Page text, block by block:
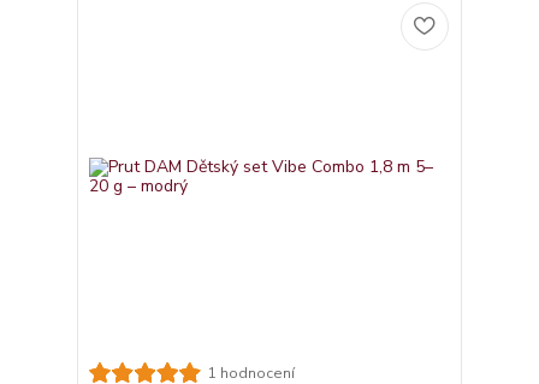
1 hodnocení